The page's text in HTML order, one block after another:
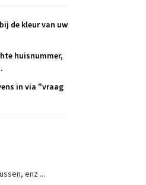
de kleur van uw
huisnummer,
in via "vraag
enz ...